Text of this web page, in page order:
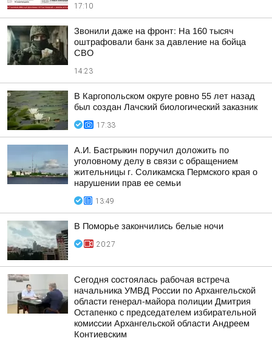
17:10
Звонили даже на фронт: На 160 тысяч
оштрафовали банк за давление на бойца
СВО
14:23
В Каргопольском округе ровно 55 лет назад
был создан Лачский биологический заказник
17:33
А.И. Бастрыкин поручил доложить по
уголовному делу в связи с обращением
жительницы г. Соликамска Пермского края о
нарушении прав ее семьи
13:49
В Поморье закончились белые ночи
20:27
Сегодня состоялась рабочая встреча
начальника УМВД России по Архангельской
области генерал-майора полиции Дмитрия
Остапенко с председателем избирательной
комиссии Архангельской области Андреем
Контиевским